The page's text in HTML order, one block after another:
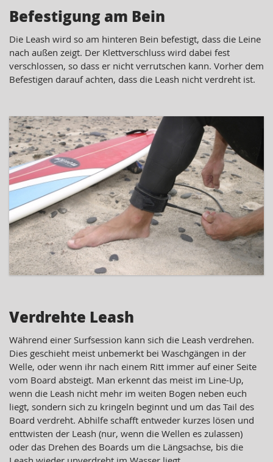
Befestigung am Bein
Die Leash wird so am hinteren Bein befestigt, dass die Leine
nach außen zeigt. Der Klettverschluss wird dabei fest
verschlossen, so dass er nicht verrutschen kann. Vorher dem
Befestigen darauf achten, dass die Leash nicht verdreht ist.
Verdrehte Leash
Während einer Surfsession kann sich die Leash verdrehen.
Dies geschieht meist unbemerkt bei Waschgängen in der
Welle, oder wenn ihr nach einem Ritt immer auf einer Seite
vom Board absteigt. Man erkennt das meist im Line-Up,
wenn die Leash nicht mehr im weiten Bogen neben euch
liegt, sondern sich zu kringeln beginnt und um das Tail des
Board verdreht. Abhilfe schafft entweder kurzes lösen und
enttwisten der Leash (nur, wenn die Wellen es zulassen)
oder das Drehen des Boards um die Längsachse, bis die